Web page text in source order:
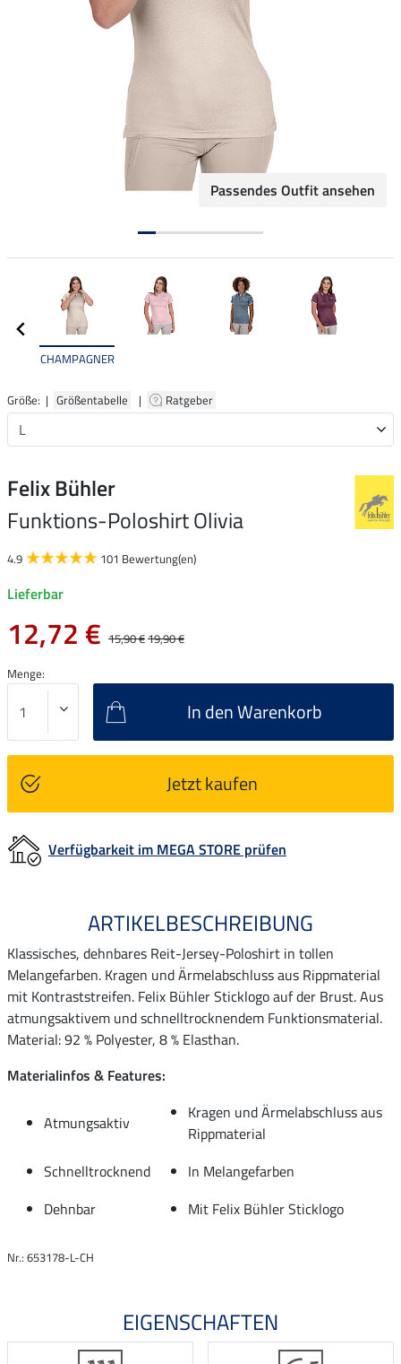
Passendes Outfit ansehen
CHAMPAGNER
Größe: | Größentabelle | Ratgeber
Felix Bühler
Funktions-Poloshirt Olivia
4.9 101 Bewertung(en)
Lieferbar
12,72 € 15,90 €19,90 €
Menge:
In den Warenkorb
Jetzt kaufen
Verfügbarkeit im MEGA STORE prüfen
ARTIKELBESCHREIBUNG
Klassisches, dehnbares Reit-Jersey-Poloshirt in tollen
Melangefarben. Kragen und Ärmelabschluss aus Rippmaterial
mit Kontraststreifen. Felix Bühler Sticklogo auf der Brust. Aus
atmungsaktivem und schnelltrocknendem Funktionsmaterial.
Material: 92 % Polyester, 8 % Elasthan.
Materialinfos & Features:
Atmungsaktiv
Kragen und Ärmelabschluss aus
Rippmaterial
Schnelltrocknend
In Melangefarben
Dehnbar
Mit Felix Bühler Sticklogo
Nr.: 653178-L-CH
EIGENSCHAFTEN